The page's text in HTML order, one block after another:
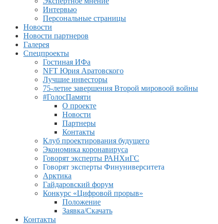
Интервью
Персональные страницы
Новости
Новости партнеров
Галерея
Спецпроекты
Гостиная ИФа
NFT Юрия Аратовского
Лучшие инвесторы
75-летие завершения Второй мировоой войны
#ГолосПамяти
О проекте
Новости
Партнеры
Контакты
Клуб проектирования будущего
Экономика коронавируса
Говорят эксперты РАНХиГС
Говорят эксперты Финуниверситета
Арктика
Гайдаровский форум
Конкурс «Цифровой прорыв»
Положение
Заявка/Скачать
Контакты